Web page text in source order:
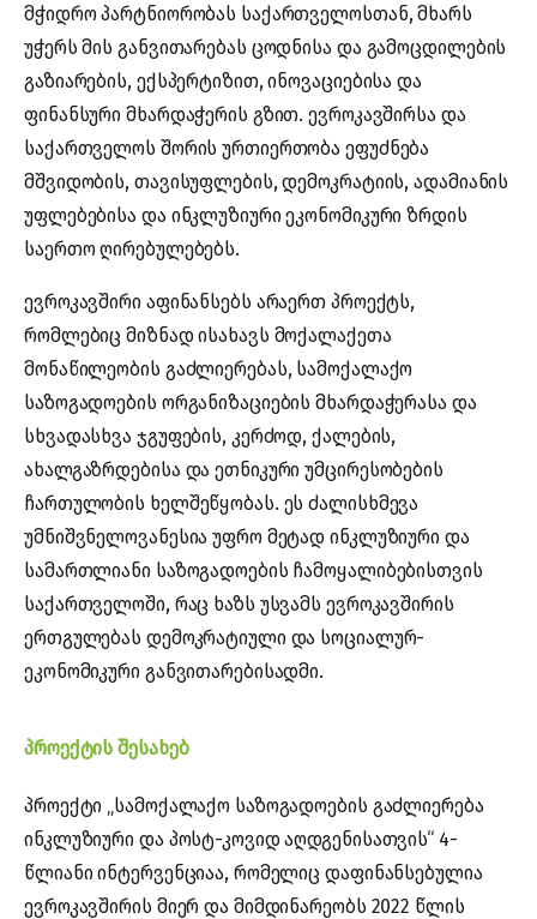
მჭიდრო პარტნიორობას საქართველოსთან, მხარს
უჭერს მის განვითარებას ცოდნისა და გამოცდილების
გაზიარების, ექსპერტიზით, ინოვაციებისა და
ფინანსური მხარდაჭერის გზით. ევროკავშირსა და
საქართველოს შორის ურთიერთობა ეფუძნება
მშვიდობის, თავისუფლების, დემოკრატიის, ადამიანის
უფლებებისა და ინკლუზიური ეკონომიკური ზრდის
საერთო ღირებულებებს.
ევროკავშირი აფინანსებს არაერთ პროექტს,
რომლებიც მიზნად ისახავს მოქალაქეთა
მონაწილეობის გაძლიერებას, სამოქალაქო
საზოგადოების ორგანიზაციების მხარდაჭერასა და
სხვადასხვა ჯგუფების, კერძოდ, ქალების,
ახალგაზრდებისა და ეთნიკური უმცირესობების
ჩართულობის ხელშეწყობას. ეს ძალისხმევა
უმნიშვნელოვანესია უფრო მეტად ინკლუზიური და
სამართლიანი საზოგადოების ჩამოყალიბებისთვის
საქართველოში, რაც ხაზს უსვამს ევროკავშირის
ერთგულებას დემოკრატიული და სოციალურ-
ეკონომიკური განვითარებისადმი.
პროექტის შესახებ
პროექტი „სამოქალაქო საზოგადოების გაძლიერება
ინკლუზიური და პოსტ-კოვიდ აღდგენისათვის“ 4-
წლიანი ინტერვენციაა, რომელიც დაფინანსებულია
ევროკავშირის მიერ და მიმდინარეობს 2022 წლის